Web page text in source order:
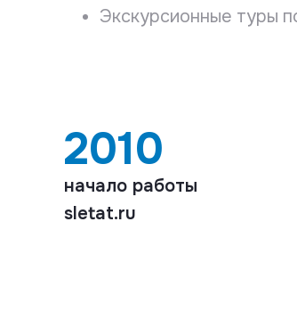
Экскурсионные туры
2010
начало работы
sletat.ru